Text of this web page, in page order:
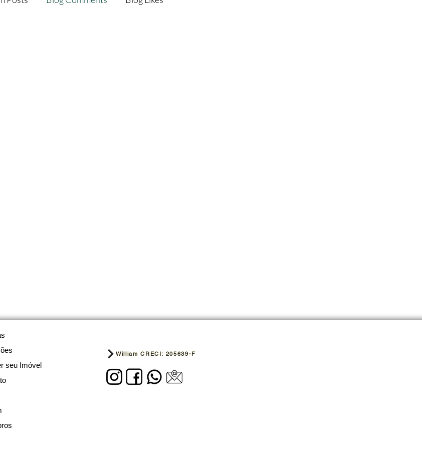
seu Imóvel
William CRECI: 205639-F